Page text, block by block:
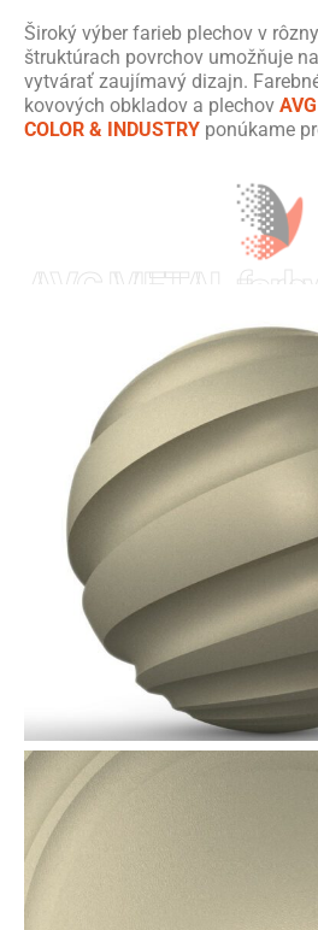
Široký výber farieb plechov v
štruktúrach povrchov umožňuje
vytvárať zaujímavý dizajn.
kovových obkladov a plechov
COLOR & INDUSTRY ponúkame
AVG METAL